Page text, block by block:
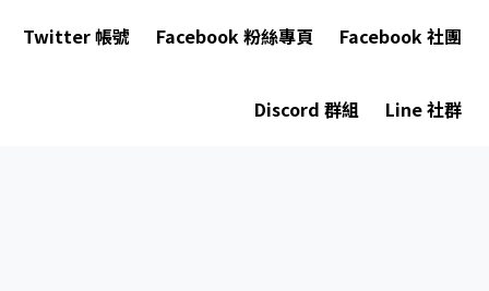
Twitter 帳號 Facebook 粉絲專頁 Facebook 社團
Discord 群組 Line 社群